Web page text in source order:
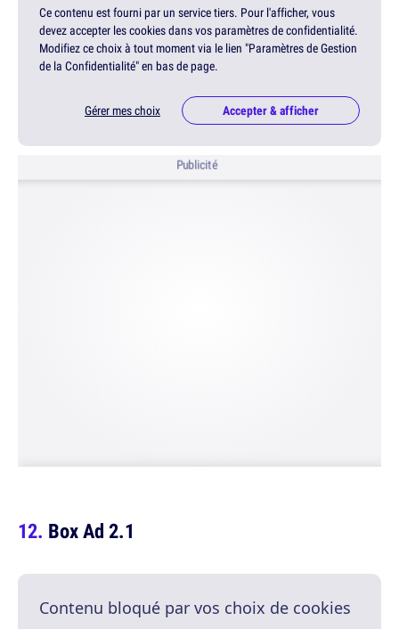
Ce contenu est fourni par un service tiers. Pour l'afficher, vous
devez accepter les cookies dans vos paramètres de confidentialité.
Modifiez ce choix à tout moment via le lien "Paramètres de Gestion
de la Confidentialité" en bas de page.
Gérer mes choix Accepter & afficher
Publicité
Box Ad 2.1
Contenu bloqué par vos choix de cookies